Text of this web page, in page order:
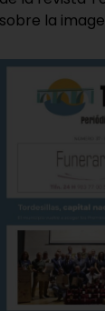
sobre la